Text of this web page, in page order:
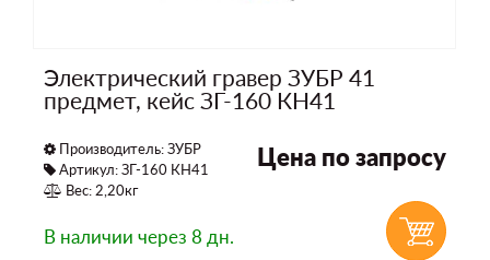
Электрический гравер ЗУБР 41
предмет, кейс ЗГ-160 КН41
Производитель:ЗУБР
Артикул: ЗГ-160 КН41
Вес: 2,20кг
Цена по запросу
В наличии через 8 дн.